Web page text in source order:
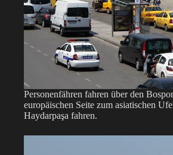
Personenfähren fahren über den
europäischen Seite zum asiatischen
Haydarpaşa fahren.